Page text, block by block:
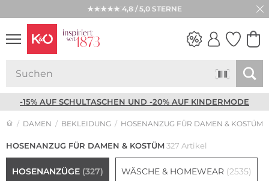
★★★★★ 4,8 / 5,0 STERNE
-15% AUF SCHULTASCHEN UND -20% AUF KINDERMODE
DAMEN BEKLEIDUNG HOSENANZUG FÜR DAMEN & KOSTÜM
HOSENANZUG FÜR DAMEN & KOSTÜM327 Artikel
HOSENANZÜGE (327) WÄSCHE & HOMEWEAR (2535)